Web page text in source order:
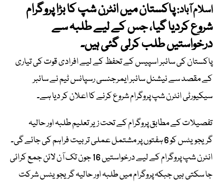
اسلام آباد:پاکستان میں انٹرن شپ کا بڑا پروگرام
شروع کردیا گیا، جس کے لیے طلبہ سے
درخواستیں طلب کرلی گئی ہیں۔
پاکستان کی سائبر اسپیس کے تحفظ کے لیے افرادی قوت کی تیاری
کے مقصد سے نیشنل سائبر ایمرجنسی رسپانس ٹیم نے سائبر
سیکیورٹی انٹرن شپ پروگرام شروع کرنے کا اعلان کر دیا ہے۔
تفصیلات کے مطابق پروگرام کے تحت زیر تعلیم طلبہ اور حالیہ
گریجویٹس کو 6 ہفتوں پر مشتمل عملی تربیت فراہم کی جائے گی۔
انٹرن شپ پروگرام کے لیے درخواستیں 16 جون تک آن لائن جمع کرائی
جا سکتی ہیں جبکہ پروگرام میں طلبہ اور حالیہ گریجویٹس شرکت